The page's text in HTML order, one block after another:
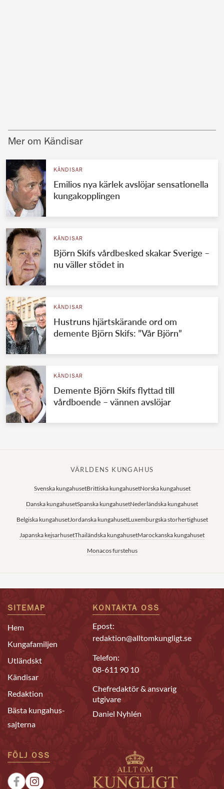
Mer om Kändisar
KÄNDISAR
Emilios nya kärlek avslöjar sensationella
kungakopplingen
KÄNDISAR
Björn Skifs vårdbesked skakar Sverige –
nu väller stödet in
KÄNDISAR
Hustruns hjärtskärande ord om
demente Björn Skifs: ”Vår Björn”
KÄNDISAR
Demente Björn Skifs flyttad till
vårdboende – vännen avslöjar
VÄRLDENS KUNGAHUS
Svenska kungahusetBrittiska kungahusetNorska kungahuset
Danska kungahusetSpanska kungahusetNederländska kungahuset
Belgiska kungahusetJordanska kungahusetLuxemburgska storhertighuset
Japanska kejsarhusetThailändska kungahusetMarockanska kungahuset
Monacos furstehus
SITEMAP
Hem
Kungafamiljen
Utländskt
Kändisar
Redaktion
Bästa kungahus-
sajterna
KONTAKTA OSS
Epost:
redaktion@alltomkungligt.se
Telefon:
08-611 90 10
Chefredaktör & ansvarig
utgivare
Daniel Nyhlén
FÖLJ OSS